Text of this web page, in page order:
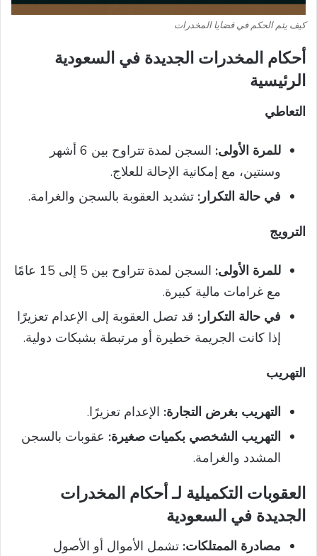
كيف يتم الحكم في قضايا المخدرات
أحكام المخدرات الجديدة في السعودية
الرئيسية
التعاطي
للمرة الأولى:
السجن لمدة تتراوح بين 6 أشهر
وسنتين، مع إمكانية الإحالة للعلاج.
في حالة التكرار: تشديد العقوبة بالسجن والغرامة.
الترويج
للمرة الأولى:
السجن لمدة تتراوح بين 5 إلى 15 عامًا
مع غرامات مالية كبيرة.
في حالة التكرار: قد تصل العقوبة إلى الإعدام تعزيرًا
إذا كانت الجريمة خطيرة أو مرتبطة بشبكات دولية.
التهريب
التهريب بغرض التجارة: الإعدام تعزيرًا.
التهريب الشخصي بكميات صغيرة: عقوبات بالسجن
المشدد والغرامة.
العقوبات التكميلية لـ أحكام المخدرات
الجديدة في السعودية
مصادرة الممتلكات: تشمل الأموال أو الأصول